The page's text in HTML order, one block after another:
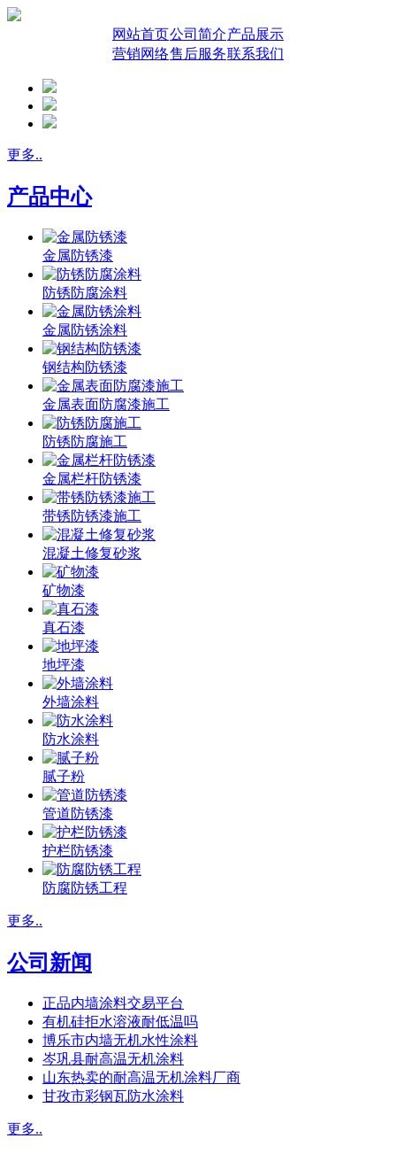
网站首页公司简介产品展示
营销网络售后服务联系我们
更多..
产品中心
金属防锈漆
防锈防腐涂料
金属防锈涂料
钢结构防锈漆
金属表面防腐漆施工
防锈防腐施工
金属栏杆防锈漆
带锈防锈漆施工
混凝土修复砂浆
矿物漆
真石漆
地坪漆
外墙涂料
防水涂料
腻子粉
管道防锈漆
护栏防锈漆
防腐防锈工程
更多..
公司新闻
正品内墙涂料交易平台
有机硅拒水溶液耐低温吗
博乐市内墙无机水性涂料
岑巩县耐高温无机涂料
山东热卖的耐高温无机涂料厂商
甘孜市彩钢瓦防水涂料
更多..